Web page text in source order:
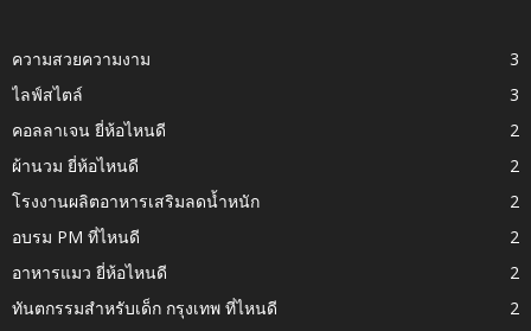
ความสวยความงาม
3
ไลฟ์สไตล์
3
คอลลาเจน ยี่ห้อไหนดี
2
ผ้านวม ยี่ห้อไหนดี
2
โรงงานผลิตอาหารเสริมลดน้ำหนัก
2
อบรม PM ที่ไหนดี
2
อาหารแมว ยี่ห้อไหนดี
2
ทันตกรรมสำหรับเด็ก กรุงเทพ ที่ไหนดี
2